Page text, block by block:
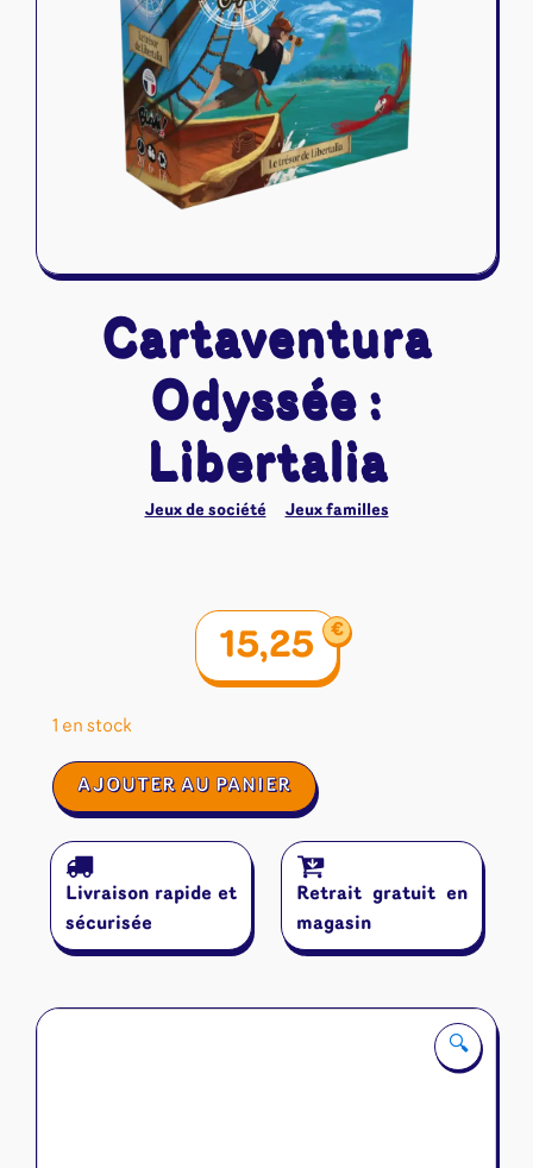
Naruto Mythos
Autres
Tapis de jeu
🔍
Cartaventura
Odyssée :
Libertalia
Jeux de société Jeux familles
15,25 €
1 en stock
quantité
de
Odyssée
Libertalia
AJOUTER AU PANIER
Livraison rapide et
sécurisée
Retrait gratuit en
magasin